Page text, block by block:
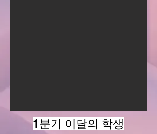
1분기 이달의 학생